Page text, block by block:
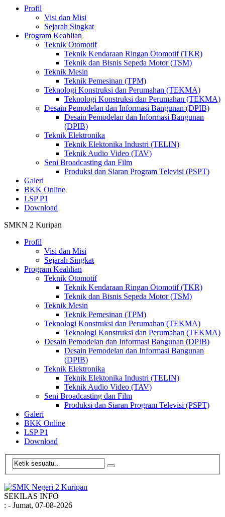
Profil
Visi dan Misi
Sejarah Singkat
Program Keahlian
Teknik Otomotif
Teknik Kendaraan Ringan Otomotif (TKR)
Teknik dan Bisnis Sepeda Motor (TSM)
Teknik Mesin
Teknik Pemesinan (TPM)
Teknologi Konstruksi dan Perumahan (TEKMA)
Teknologi Konstruksi dan Perumahan (TEKMA)
Desain Pemodelan dan Informasi Bangunan (DPIB)
Desain Pemodelan dan Informasi Bangunan
(DPIB)
Teknik Elektronika
Teknik Elektonika Industri (TELIN)
Teknik Audio Video (TAV)
Seni Broadcasting dan Film
Produksi dan Siaran Program Televisi (PSPT)
Galeri
BKK Online
LSP P1
Download
SMKN 2 Kuripan
Profil
Visi dan Misi
Sejarah Singkat
Program Keahlian
Teknik Otomotif
Teknik Kendaraan Ringan Otomotif (TKR)
Teknik dan Bisnis Sepeda Motor (TSM)
Teknik Mesin
Teknik Pemesinan (TPM)
Teknologi Konstruksi dan Perumahan (TEKMA)
Teknologi Konstruksi dan Perumahan (TEKMA)
Desain Pemodelan dan Informasi Bangunan (DPIB)
Desain Pemodelan dan Informasi Bangunan
(DPIB)
Teknik Elektronika
Teknik Elektonika Industri (TELIN)
Teknik Audio Video (TAV)
Seni Broadcasting dan Film
Produksi dan Siaran Program Televisi (PSPT)
Galeri
BKK Online
LSP P1
Download
SEKILAS INFO
: - Jumat, 07-08-2026